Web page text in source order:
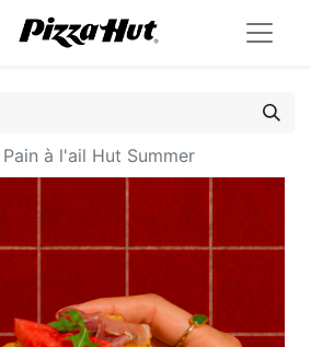
Pain à l'ail Hut Summer